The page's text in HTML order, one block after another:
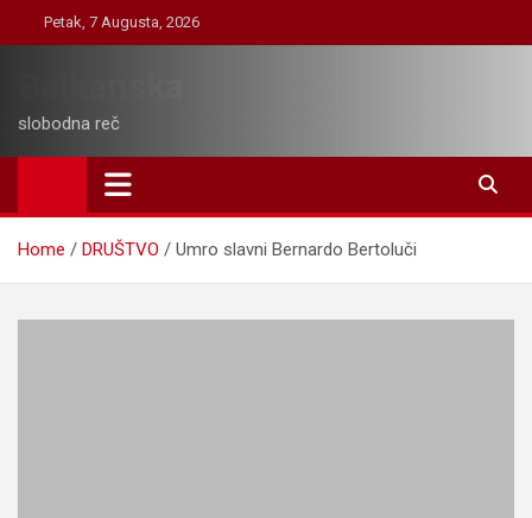
to
Petak, 7 Augusta, 2026
slobodna reč
Home DRUŠTVO Umro slavni Bernardo Bertoluči